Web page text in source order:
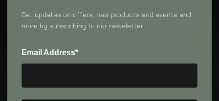
Get updates on offers, new products and events and
more by subscribing to our newsletter.
Email Address*